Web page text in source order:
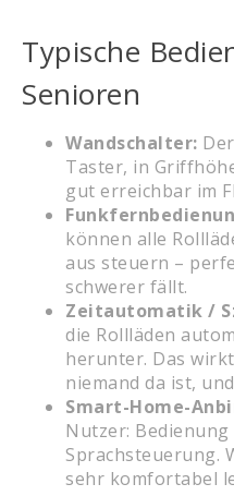
Typische
Senioren
Wandschalter:
Taster, in
gut erreichbar im
können alle
aus steuern –
schwerer fällt.
Zeitautomatik /
die Rollläden
herunter. Das
niemand da ist,
Smart-Home-
Nutzer:
Sprachsteuerung.
sehr komfortabel